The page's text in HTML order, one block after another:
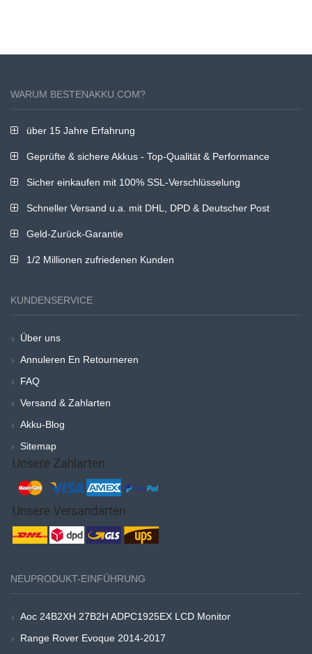
WARUM BESTENAKKU.COM?
über 15 Jahre Erfahrung
Geprüfte & sichere Akkus - Top-Qualität & Performance
Sicher einkaufen mit 100% SSL-Verschlüsselung
Schneller Versand u.a. mit DHL, DPD & Deutscher Post
Geld-Zurück-Garantie
1/2 Millionen zufriedenen Kunden
KUNDENSERVICE
Über uns
Annuleren En Retourneren
FAQ
Versand & Zahlarten
Akku-Blog
Sitemap
NEUPRODUKT-EINFÜHRUNG
Aoc 24B2XH 27B2H ADPC1925EX LCD Monitor
Range Rover Evoque 2014-2017